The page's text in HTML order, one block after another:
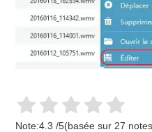
Note:4.3 /5(basée sur 27